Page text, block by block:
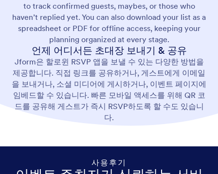
to track confirmed guests, maybes, or those who
haven’t replied yet. You can also download your list as a
spreadsheet or PDF for offline access, keeping your
planning organized at every stage.
언제 어디서든 초대장 보내기 & 공유
Jform은 할로윈 RSVP 앱을 보낼 수 있는 다양한 방법을
제공합니다. 직접 링크를 공유하거나, 게스트에게 이메일
을 보내거나, 소셜 미디어에 게시하거나, 이벤트 페이지에
임베드할 수 있습니다. 빠른 모바일 액세스를 위해 QR 코
드를 공유해 게스트가 즉시 RSVP하도록 할 수도 있습니
다.
사용후기